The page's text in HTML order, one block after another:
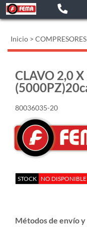
Inicio > COMPRESORES
CLAVO 2,0
80036035-20
STOCK NO DISPONIBLE
Métodos de envío